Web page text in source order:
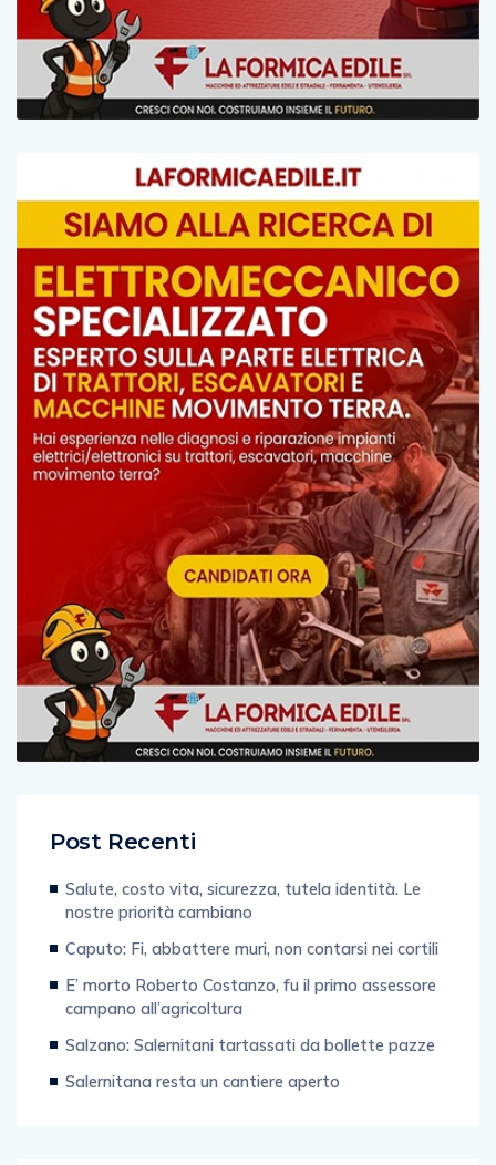
nostre priorità cambiano
Caputo: Fi, abbattere muri, non contarsi nei cortili
E’ morto Roberto Costanzo, fu il primo assessore
campano all’agricoltura
Salzano: Salernitani tartassati da bollette pazze
Salernitana resta un cantiere aperto